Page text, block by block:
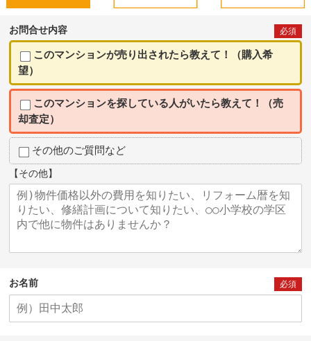
お問合せ内容 必須
このマンションが売り出されたら教えて！（購入希
望）
このマンションを探している人がいたら教えて！（売
却査定）
その他のご質問など
【その他】
お名前 必須